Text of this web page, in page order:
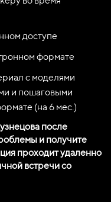
доступе
формате
с моделями
и пошаговыми
(на 6 мес.)
после
и получите
проходит удаленно
встречи со